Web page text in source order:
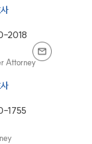
2018
Attorney
1755